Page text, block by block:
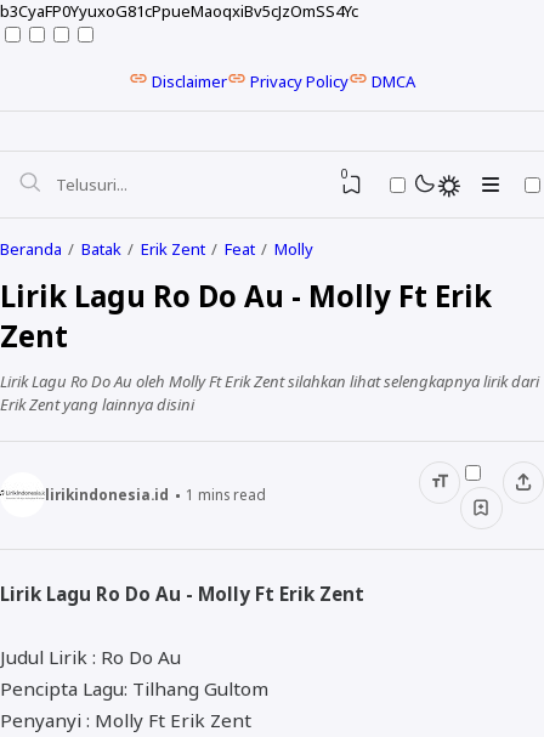
b3CyaFP0YyuxoG81cPpueMaoqxiBv5cJzOmSS4Yc
Disclaimer Privacy Policy DMCA
NELA KARISMA
ALMANAR
RELIGI RAMADHAN
NISA SABYAN
0
Beranda Batak Erik Zent Feat Molly
Lirik Lagu Ro Do Au - Molly Ft Erik
Zent
Lirik Lagu Ro Do Au oleh Molly Ft Erik Zent silahkan lihat selengkapnya lirik dari
Erik Zent yang lainnya disini
lirikindonesia.id 1 mins read
Lirik Lagu Ro Do Au - Molly Ft Erik Zent
Judul Lirik : Ro Do Au
Pencipta Lagu: Tilhang Gultom
Penyanyi : Molly Ft Erik Zent